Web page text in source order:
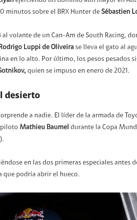
minutos sobre el BRX Hunter de Sébastien
volante de un Can-Am de South Racing,
Luppi de Oliveirase lleva el gato al
en lo alto. Por último, los pesos pesados
quien se impuso en enero de 2021.
desierto
a nadie. El líder de la armada de
Mathieu Baumel durante la Copa
en las dos primeras especiales antes
que podría abrir el hueco.